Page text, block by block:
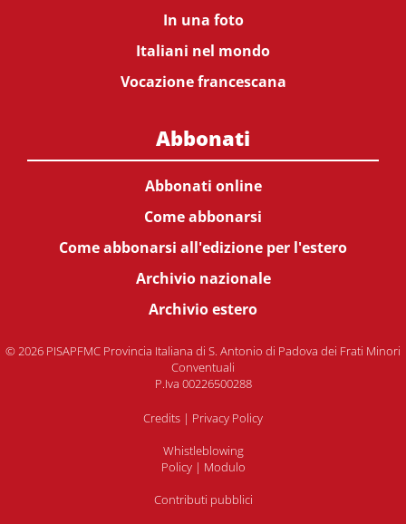
In una foto
Italiani nel mondo
Vocazione francescana
Abbonati
Abbonati online
Come abbonarsi
Come abbonarsi all'edizione per l'estero
Archivio nazionale
Archivio estero
© 2026 PISAPFMC Provincia Italiana di S. Antonio di Padova dei Frati Minori
Conventuali
P.Iva 00226500288
Credits | Privacy Policy
Whistleblowing
Policy| Modulo
Contributi pubblici